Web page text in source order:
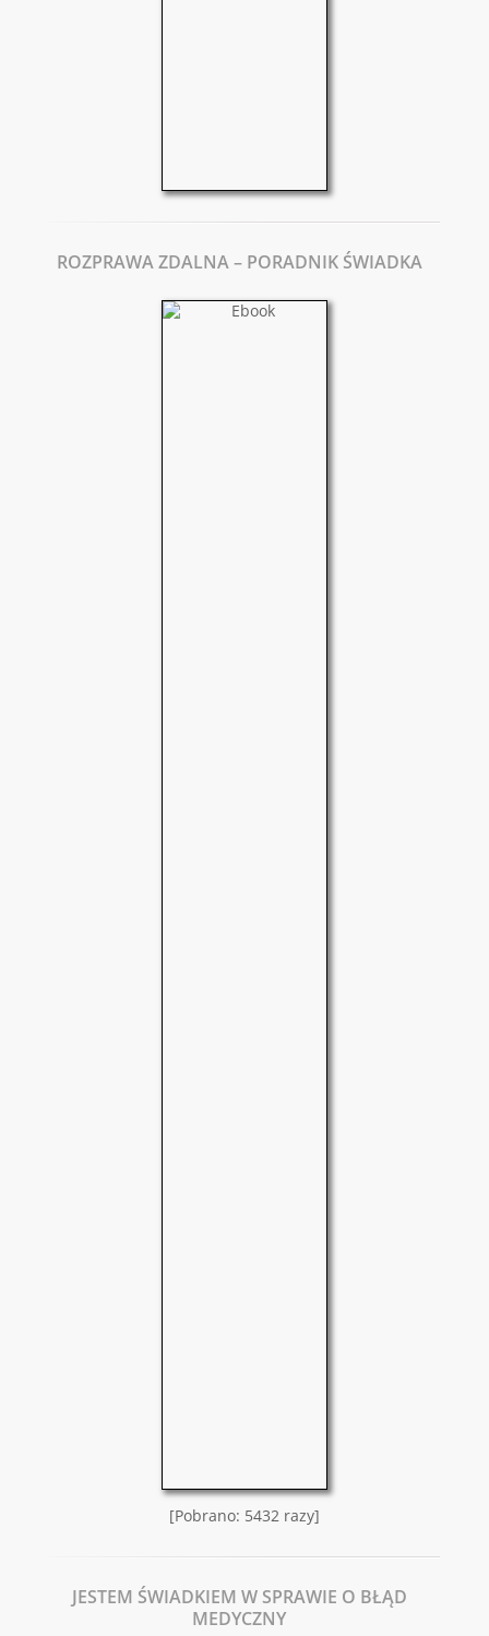
ROZPRAWA ZDALNA – PORADNIK ŚWIADKA
[Pobrano: 5432 razy]
JESTEM ŚWIADKIEM W SPRAWIE O BŁĄD
MEDYCZNY